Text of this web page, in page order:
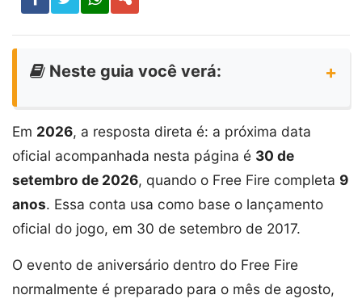
Neste guia você verá:
Em 2026, a resposta direta é: a próxima data
oficial acompanhada nesta página é 30 de
setembro de 2026, quando o Free Fire completa 9
anos. Essa conta usa como base o lançamento
oficial do jogo, em 30 de setembro de 2017.
O evento de aniversário dentro do Free Fire
normalmente é preparado para o mês de agosto,